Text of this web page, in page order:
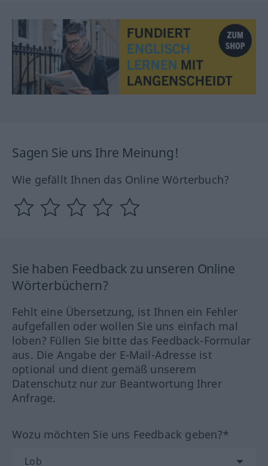
Sagen Sie uns Ihre Meinung!
Wie gefällt Ihnen das Online Wörterbuch?
Sie haben Feedback zu unseren Online
Wörterbüchern?
Fehlt eine Übersetzung, ist Ihnen ein Fehler
aufgefallen oder wollen Sie uns einfach mal
loben? Füllen Sie bitte das Feedback-Formular
aus. Die Angabe der E-Mail-Adresse ist
optional und dient gemäß unserem
Datenschutz nur zur Beantwortung Ihrer
Anfrage.
Wozu möchten Sie uns Feedback geben?*